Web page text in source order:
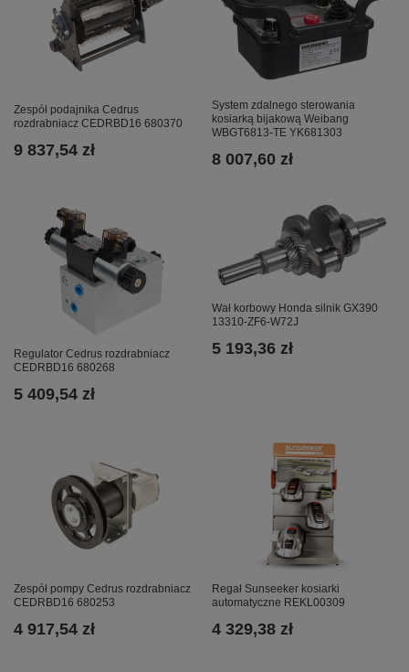
Zespół podajnika Cedrus
rozdrabniacz CEDRBD16 680370
9 837,54 zł
System zdalnego sterowania
kosiarką bijakową Weibang
WBGT6813-TE YK681303
8 007,60 zł
Regulator Cedrus rozdrabniacz
CEDRBD16 680268
5 409,54 zł
Wał korbowy Honda silnik GX390
13310-ZF6-W72J
5 193,36 zł
Zespół pompy Cedrus rozdrabniacz
CEDRBD16 680253
4 917,54 zł
Regał Sunseeker kosiarki
automatyczne REKL00309
4 329,38 zł